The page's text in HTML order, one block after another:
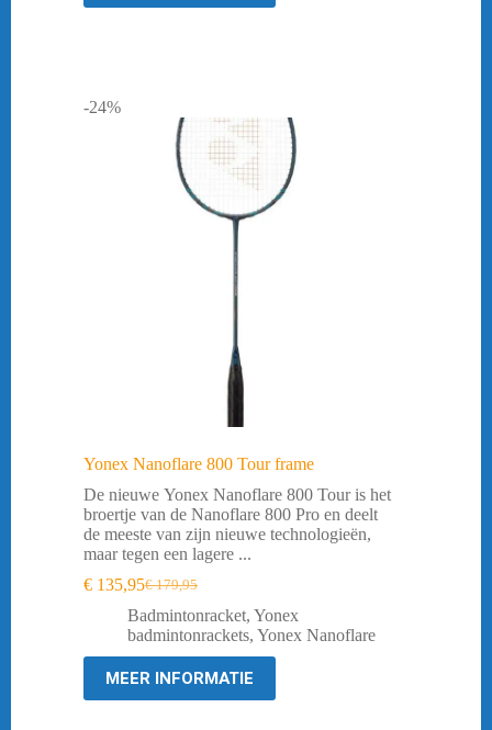
-24%
Yonex Nanoflare 800 Tour frame
De nieuwe Yonex Nanoflare 800 Tour is het
broertje van de Nanoflare 800 Pro en deelt
de meeste van zijn nieuwe technologieën,
maar tegen een lagere ...
€179,95
Oorspronkelijke
prijs
was:
€ 179,95.
€ 135,95Huidige
prijs
is:
€ 135,95.
Badmintonracket, Yonex
badmintonrackets, Yonex Nanoflare
MEER INFORMATIE